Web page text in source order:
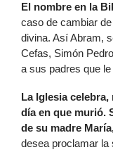
El nombre en la
caso de cambiar
divina. Así Abram,
Cefas, Simón
a sus padres que
La Iglesia
día en que murió.
de su madre
desea proclamar la